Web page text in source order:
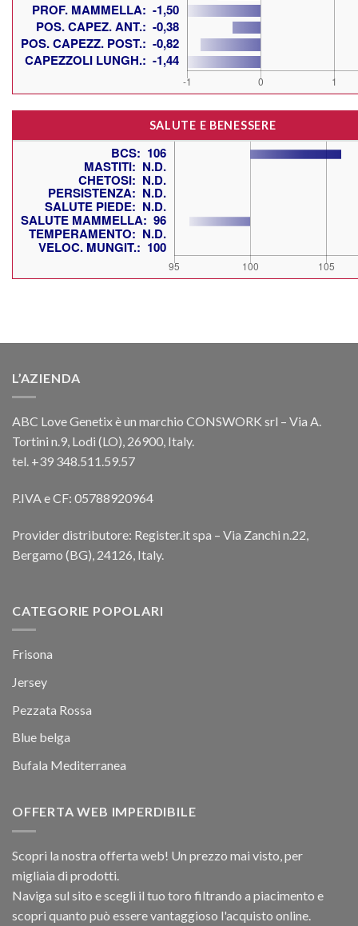
SALUTE E BENESSERE
L’AZIENDA
ABC Love Genetix è un marchio CONSWORK srl – Via A.
Tortini n.9, Lodi (LO), 26900, Italy.
tel. +39 348.511.59.57
P.IVA e CF: 05788920964
Provider distributore: Register.it spa – Via Zanchi n.22,
Bergamo (BG), 24126, Italy.
CATEGORIE POPOLARI
Frisona
Jersey
Pezzata Rossa
Blue belga
Bufala Mediterranea
OFFERTA WEB IMPERDIBILE
Scopri la nostra offerta web! Un prezzo mai visto, per
migliaia di prodotti.
Naviga sul sito e scegli il tuo toro filtrando a piacimento e
scopri quanto può essere vantaggioso l'acquisto online.